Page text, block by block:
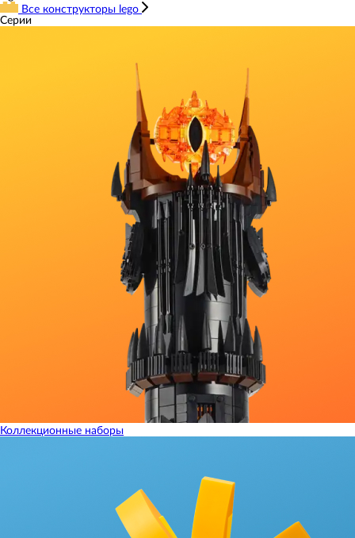
Все конструкторы lego
Серии
Коллекционные наборы